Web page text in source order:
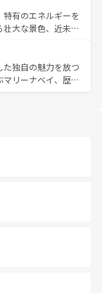
もあたたかい人々
れられない旅にな
トやクラビの美し
できる。タイ料理
にも異なる楽しみ
、仏教を中心とし
る旅人を魅了し続
有のエネルギーを
大な景色、近未来
スポットが密集し
魅力。息をのむよ
存分に楽しみ尽く
独自の魅力を放つ
リーナベイ、歴史
外せないスポット